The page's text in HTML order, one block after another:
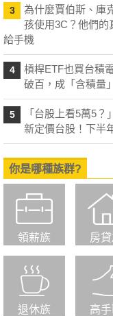
3
為什麼賈伯斯、庫
孩使用3C？他們的
給手機
4
槓桿ETF也買台積
破百，成「含積量
5
「台股上看5萬5
新定價台股！下半
你是哪種族群?
領薪族 房
退休族 高手